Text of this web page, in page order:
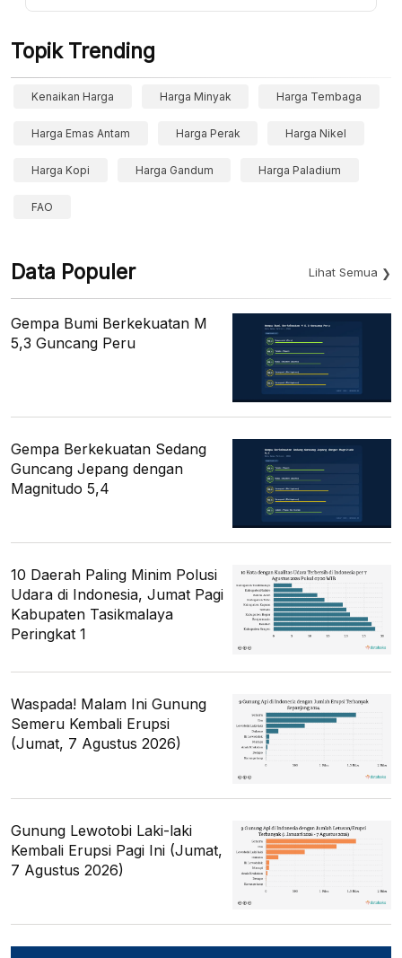
Topik Trending
Kenaikan Harga Harga Minyak Harga Tembaga
Harga Emas Antam Harga Perak Harga Nikel
Harga Kopi Harga Gandum Harga Paladium
FAO
Data Populer Lihat Semua
Gempa Bumi Berkekuatan M
5,3 Guncang Peru
Gempa Berkekuatan Sedang
Guncang Jepang dengan
Magnitudo 5,4
10 Daerah Paling Minim Polusi
Udara di Indonesia, Jumat Pagi
Kabupaten Tasikmalaya
Peringkat 1
Waspada! Malam Ini Gunung
Semeru Kembali Erupsi
(Jumat, 7 Agustus 2026)
Gunung Lewotobi Laki-laki
Kembali Erupsi Pagi Ini (Jumat,
7 Agustus 2026)